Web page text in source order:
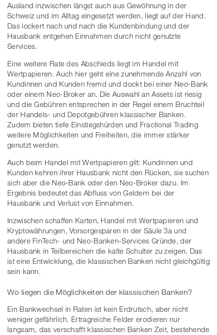
Ausland inzwischen längst auch aus Gewöhnung in der
Schweiz und im Alltag eingesetzt werden, liegt auf der Hand.
Das lockert nach und nach die Kundenbindung und der
Hausbank entgehen Einnahmen durch nicht genutzte
Services.
Eine weitere Rate des Abschieds liegt im Handel mit
Wertpapieren. Auch hier geht eine zunehmende Anzahl von
Kundinnen und Kunden fremd und dockt bei einer Neo-Bank
oder einem Neo-Broker an. Die Auswahl an Assets ist riesig
und die Gebühren entsprechen in der Regel einem Bruchteil
der Handels- und Depotgebühren klassischer Banken.
Zudem bieten tiefe Einstiegshürden und Fractional Trading
weitere Möglichkeiten und Freiheiten, die immer stärker
genutzt werden.
Auch beim Handel mit Wertpapieren gilt: Kundinnen und
Kunden kehren ihrer Hausbank nicht den Rücken, sie suchen
sich aber die Neo-Bank oder den Neo-Broker dazu. Im
Ergebnis bedeutet das Abfluss von Geldern bei der
Hausbank und Verlust von Einnahmen.
Inzwischen schaffen Karten, Handel mit Wertpapieren und
Kryptowährungen, Vorsorgesparen in der Säule 3a und
andere FinTech- und Neo-Banken-Services Gründe, der
Hausbank in Teilbereichen die kalte Schulter zu zeigen. Das
ist eine Entwicklung, die klassischen Banken nicht gleichgültig
sein kann.
Wo liegen die Möglichkeiten der klassischen Banken?
Ein Bankwechsel in Raten ist kein Erdrutsch, aber nicht
weniger gefährlich. Ertragreiche Felder erodieren nur
langsam, das verschafft klassischen Banken Zeit, bestehende